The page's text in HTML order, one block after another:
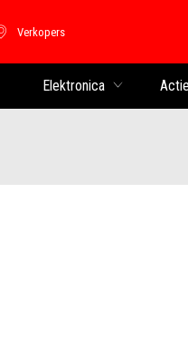
Verkopers
Verkopers
Elektronica